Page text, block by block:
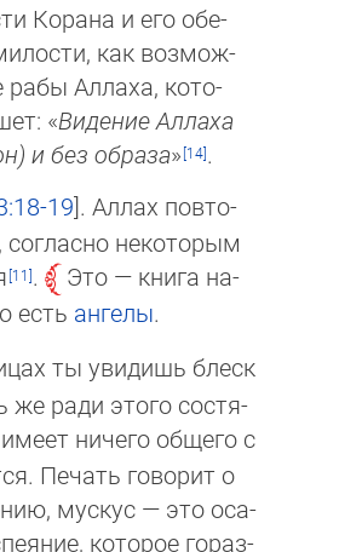
Корана и его обе­
как воз­мож­
рабы Аллаха, ко­то­
«Видение Ал­ла­ха
и без об­ра­за»
.
19 . Аллах пов­то­
неко­то­рым
.
Это — кни­га на­
есть ангелы.
ты увидишь блеск
же ради этого со­стя­
ничего об­ще­го с
Печать го­во­рит о
мускус — это оса­
ко­то­рое го­раз­